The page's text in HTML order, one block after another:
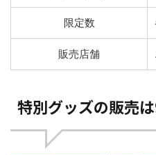
限定数
販売店舗
特別グッズの販売